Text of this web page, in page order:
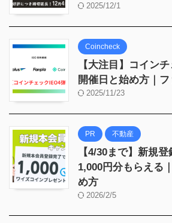
2025/12/1
Coincheck
【大注目】コイン
開催日と始め方｜フ
2025/11/23
PR 不動産
【4/30まで】新規
1,000円分もらえる
め方
2026/2/5